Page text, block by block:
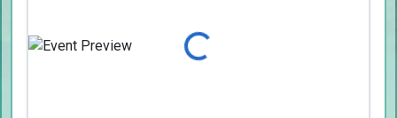
Φόρτωση...